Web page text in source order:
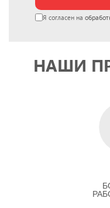
Я согласен на
НАШИ